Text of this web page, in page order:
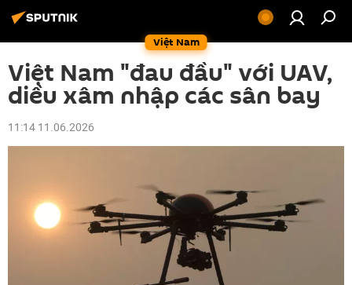
Việt Nam
Việt Nam "đau đầu" với UAV,
diều xâm nhập các sân bay
11:14 11.06.2026